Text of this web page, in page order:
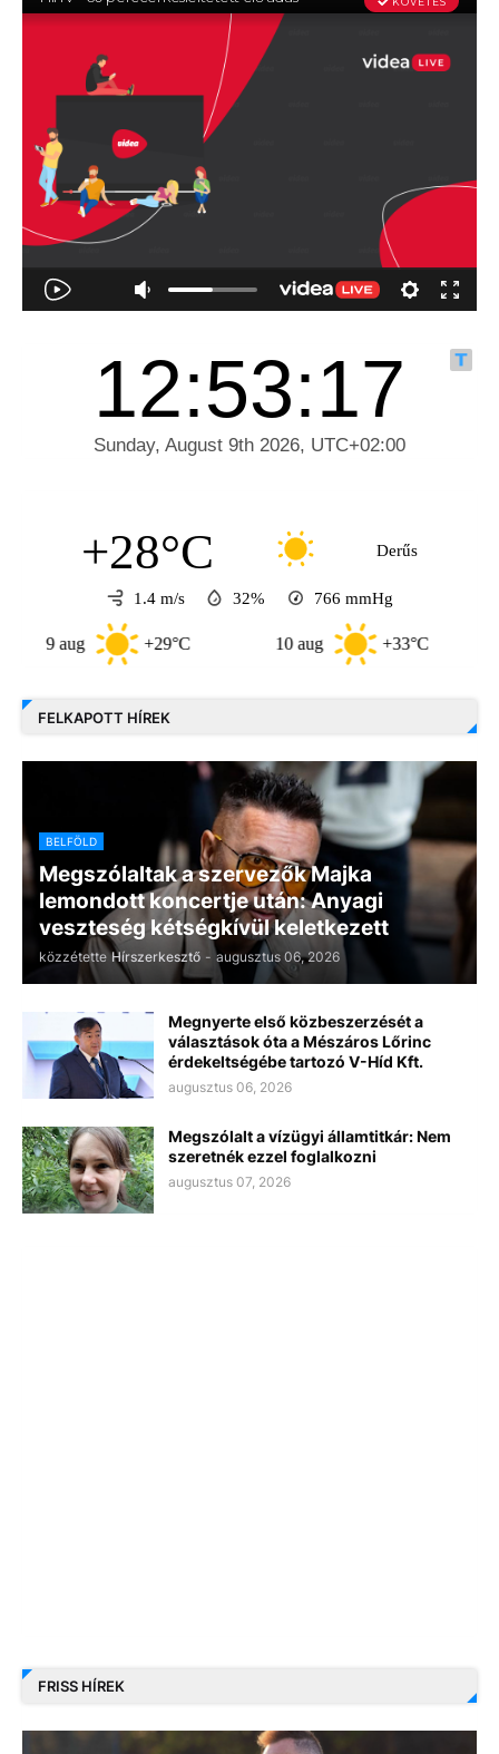
+28°C Derűs
1.4 m/s 32% 766 mmHg
+29°C +33°C
FELKAPOTT HÍREK
BELFÖLD
Megszólaltak a szervezők Majka
lemondott koncertje után: Anyagi
veszteség kétségkívül keletkezett
közzétette Hírszerkesztő - augusztus 06, 2026
Megnyerte első közbeszerzését a
választások óta a Mészáros Lőrinc
érdekeltségébe tartozó V-Híd Kft.
augusztus 06, 2026
Megszólalt a vízügyi államtitkár: Nem
szeretnék ezzel foglalkozni
augusztus 07, 2026
FRISS HÍREK